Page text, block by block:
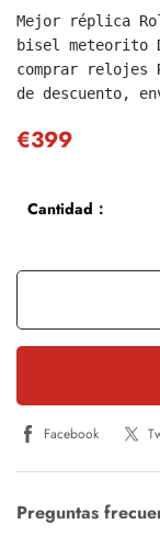
Mejor réplica
bisel meteorito
comprar relojes
de descuento,
€399
Cantidad：
Facebook
Preguntas
enviar